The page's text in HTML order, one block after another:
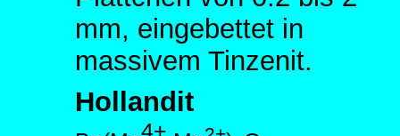
mm, eingebettet in
massivem Tinzenit.
Hollandit
4+